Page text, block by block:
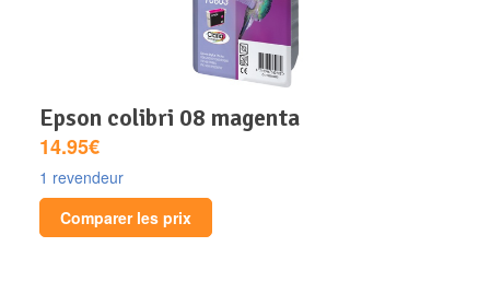
epson colibri 08 magenta
14.95€
1 revendeur
Comparer les prix